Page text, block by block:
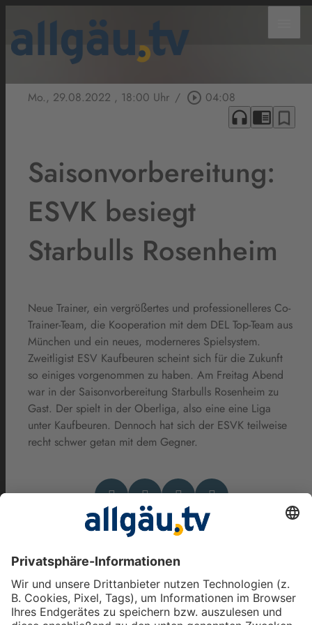
Mo., 29.08.2022 , 18:00 Uhr / play_circle_outline 04:08
headphones chrome_reader_mode bookmark_border
Saisonvorbereitung:
ESVK besiegt
Starbulls Rosenheim
Neue Trainer, ein vergrößertes und professionelleres Co-
Trainer-Team, die Kooperation mit dem DEL Top-Team aus
München und ein neues, moderneres Spielsystem.
Zweitligist ESV Kaufbeuren scheint sich für die Zukunft
so einiges vorgenommen zu haben. Am Freitag Abend
war in der Saisonvorbereitung Starbulls Rosenheim zu
Gast. Der spielt in der Oberliga, also eine eine Liga
unter Kaufbeuren. Dennoch hat sich der ESVK teilweise
recht schwer getan mit dem Gegner.
Das könnte Dich auch
interessieren